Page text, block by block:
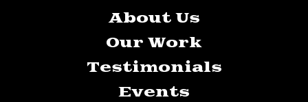
About Us
Our Work
Testimonials
Events